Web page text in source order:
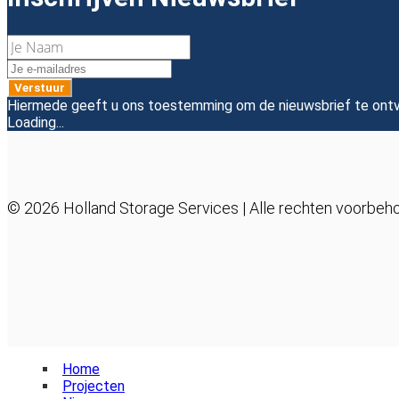
Je Naam
Je e-mailadres
Hiermede geeft u ons toestemming om de nieuwsbrief te
Loading...
© 2026 Holland Storage Services | Alle rechten
Home
Projecten